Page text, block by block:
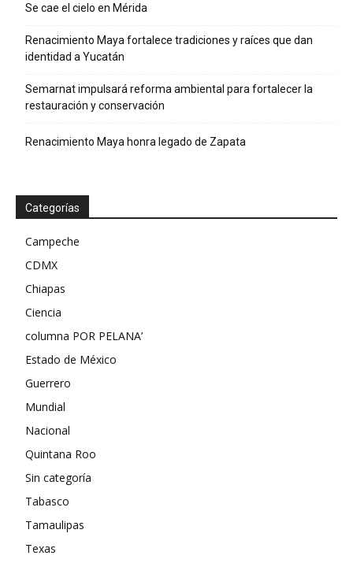
Se cae el cielo en Mérida
Renacimiento Maya fortalece tradiciones y raíces que dan
identidad a Yucatán
Semarnat impulsará reforma ambiental para fortalecer la
restauración y conservación
Renacimiento Maya honra legado de Zapata
Categorías
Campeche
CDMX
Chiapas
Ciencia
columna POR PELANA’
Estado de México
Guerrero
Mundial
Nacional
Quintana Roo
Sin categoría
Tabasco
Tamaulipas
Texas